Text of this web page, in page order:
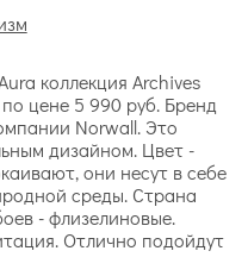
коллекция Archives
цене 5 990 руб. Бренд
Norwall. Это
дизайном. Цвет -
они несут в себе
среды. Страна
- флизелиновые.
Отлично подойдут